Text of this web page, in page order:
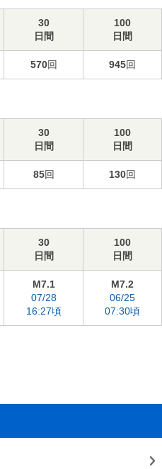
30
日間
100
日間
570回 945回
30
日間
100
日間
85回 130回
30
日間
100
日間
M7.1
07/28
16:27頃
M7.2
06/25
07:30頃